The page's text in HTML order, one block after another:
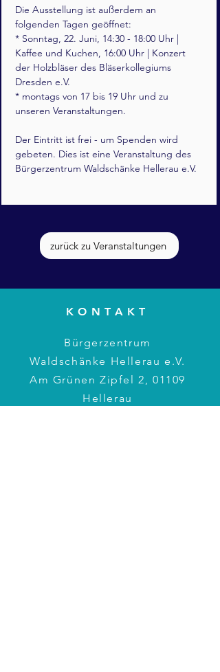
Die Ausstellung ist außerdem an
folgenden Tagen geöffnet:
* Sonntag, 22. Juni, 14:30 - 18:00 Uhr |
Kaffee und Kuchen, 16:00 Uhr | Konzert
der Holzbläser des Bläserkollegiums
Dresden e.V.
* montags von 17 bis 19 Uhr und zu
unseren Veranstaltungen.
Der Eintritt ist frei - um Spenden wird
gebeten. Dies ist eine Veranstaltung des
Bürgerzentrum Waldschänke Hellerau e.V.
zurück zu Veranstaltungen
KONTAKT
Bürgerzentrum
Waldschänke Hellerau e.V.
Am Grünen Zipfel 2, 01109
Hellerau